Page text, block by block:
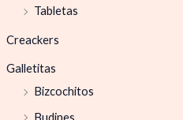
Tabletas
Creackers
Galletitas
Bizcochitos
Budines